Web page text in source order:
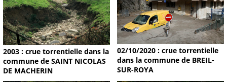
2003 : crue torrentielle dans la
commune de SAINT NICOLAS
DE MACHERIN
02/10/2020 : crue torrentielle
dans la commune de BREIL-
SUR-ROYA